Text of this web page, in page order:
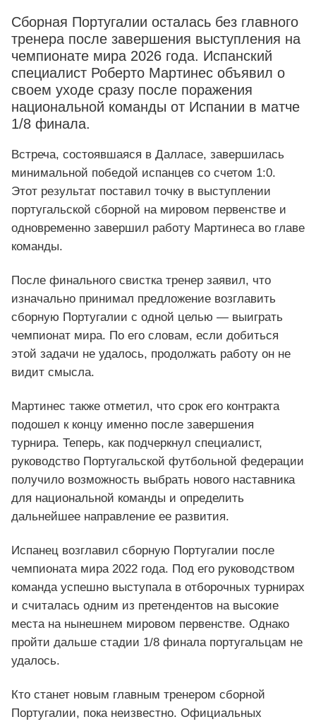
Сборная Португалии осталась без главного
тренера после завершения выступления на
чемпионате мира 2026 года. Испанский
специалист Роберто Мартинес объявил о
своем уходе сразу после поражения
национальной команды от Испании в матче
1/8 финала.
Встреча, состоявшаяся в Далласе, завершилась
минимальной победой испанцев со счетом 1:0.
Этот результат поставил точку в выступлении
португальской сборной на мировом первенстве и
одновременно завершил работу Мартинеса во главе
команды.
После финального свистка тренер заявил, что
изначально принимал предложение возглавить
сборную Португалии с одной целью — выиграть
чемпионат мира. По его словам, если добиться
этой задачи не удалось, продолжать работу он не
видит смысла.
Мартинес также отметил, что срок его контракта
подошел к концу именно после завершения
турнира. Теперь, как подчеркнул специалист,
руководство Португальской футбольной федерации
получило возможность выбрать нового наставника
для национальной команды и определить
дальнейшее направление ее развития.
Испанец возглавил сборную Португалии после
чемпионата мира 2022 года. Под его руководством
команда успешно выступала в отборочных турнирах
и считалась одним из претендентов на высокие
места на нынешнем мировом первенстве. Однако
пройти дальше стадии 1/8 финала португальцам не
удалось.
Кто станет новым главным тренером сборной
Португалии, пока неизвестно. Официальных